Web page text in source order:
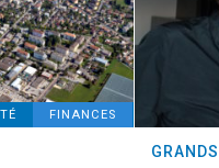
FINANCES